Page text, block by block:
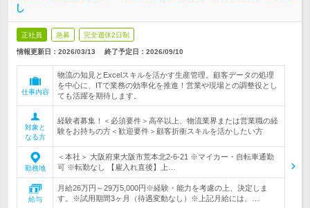
し
正社員 急募 完全週休2日制
情報更新日：2026/03/13 終了予定日： 2026/09/10
仕事内容
物流の知見とExcelスキルを活かす生産管理。顧客データの処理
を中心に、ITで業務の効率化を推進！営業や現場との調整役とし
ても活躍を期待します。
対象と
なる方
経験者募集！＜必須要件＞高卒以上、物流業界または営業職の経
験をお持ちの方＜歓迎要件＞顧客折衝スキルを活かしたい方
勤務地
＜本社＞ 大阪府東大阪市荒本北2-6-21 ※マイカー・自転車通勤
可 ※転勤なし 【雇入れ直後】上…
給与
月給26万円～29万5,000円※経験・能力を考慮の上、決定しま
す。※試用期間3ヶ月（待遇変動なし）※上記月給には、…